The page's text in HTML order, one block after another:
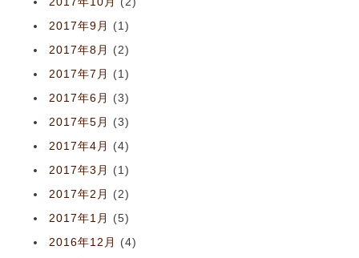
2017年9月
(1)
2017年8月
(2)
2017年7月
(1)
2017年6月
(3)
2017年5月
(3)
2017年4月
(4)
2017年3月
(1)
2017年2月
(2)
2017年1月
(5)
2016年12月
(4)